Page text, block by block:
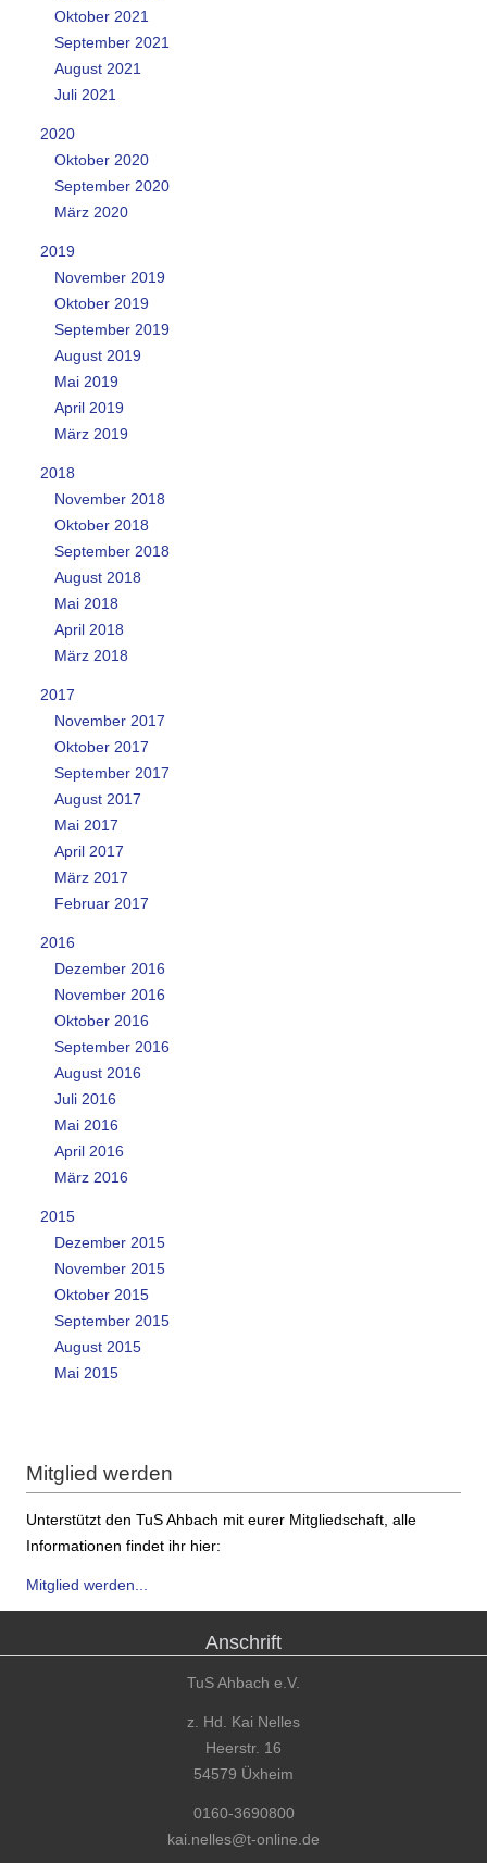
Oktober 2021
September 2021
August 2021
Juli 2021
2020
Oktober 2020
September 2020
März 2020
2019
November 2019
Oktober 2019
September 2019
August 2019
Mai 2019
April 2019
März 2019
2018
November 2018
Oktober 2018
September 2018
August 2018
Mai 2018
April 2018
März 2018
2017
November 2017
Oktober 2017
September 2017
August 2017
Mai 2017
April 2017
März 2017
Februar 2017
2016
Dezember 2016
November 2016
Oktober 2016
September 2016
August 2016
Juli 2016
Mai 2016
April 2016
März 2016
2015
Dezember 2015
November 2015
Oktober 2015
September 2015
August 2015
Mai 2015
Mitglied werden
Unterstützt den TuS Ahbach mit eurer Mitgliedschaft, alle
Informationen findet ihr hier:
Mitglied werden...
Anschrift
TuS Ahbach e.V.
z. Hd. Kai Nelles
Heerstr. 16
54579 Üxheim
0160-3690800
kai.nelles@t-online.de